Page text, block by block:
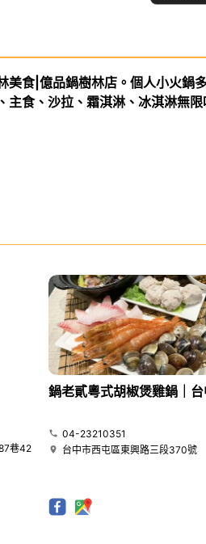
美食|億品鍋樹林店。個人小火鍋
主食、沙拉、霜淇淋、冰淇淋無限
巷42
鍋老貳粵式胡椒煲雞鍋｜
04-23210351
台中市西屯區東興路三段370號